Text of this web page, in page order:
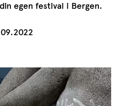
egen festival i Bergen.